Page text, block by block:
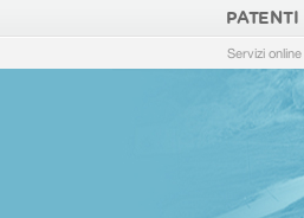
PATENTI
Servizi online